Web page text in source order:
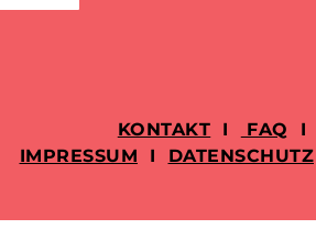
KONTAKT I FAQ I
IMPRESSUM I DATENSCHUTZ